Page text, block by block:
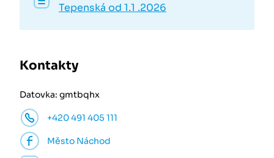
Tepenská od 1.1 .2026
Kontakty
Datovka: gmtbqhx
+420 491 405 111
Město Náchod